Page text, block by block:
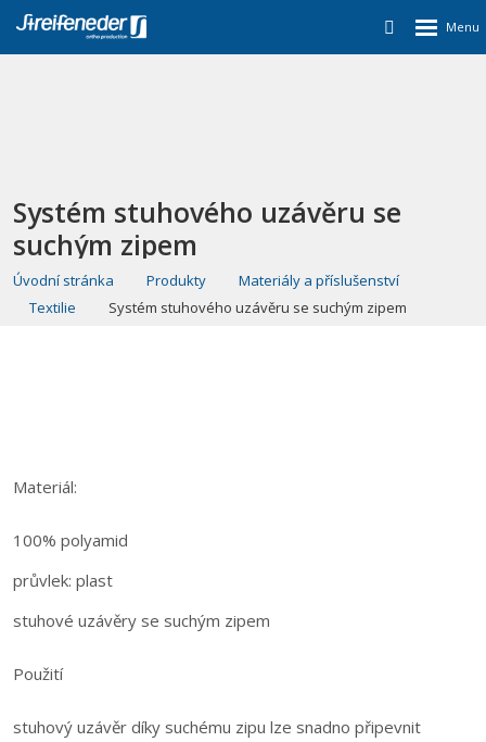
Systém stuhového uzávěru se
suchým zipem
Úvodní stránka Produkty
Materiály a příslušenství
Textilie
Systém stuhového uzávěru se suchým zipem
Materiál:
100% polyamid
průvlek: plast
stuhové uzávěry se suchým zipem
Použití
stuhový uzávěr díky suchému zipu lze snadno připevnit